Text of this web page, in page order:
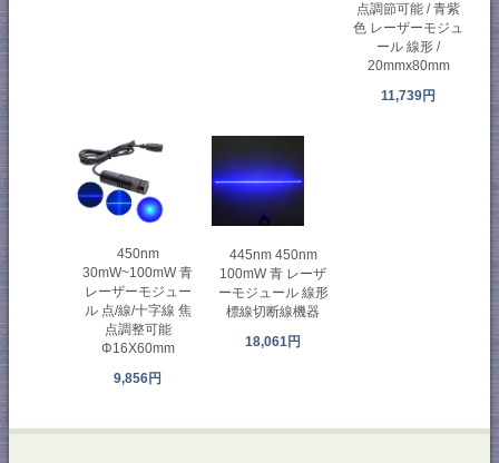
点調節可能 / 青紫
色 レーザーモジュ
ール 線形 /
20mmx80mm
11,739円
450nm
30mW~100mW 青
レーザーモジュー
ル 点/線/十字線 焦
点調整可能
Φ16X60mm
9,856円
445nm 450nm
100mW 青 レーザ
ーモジュール 線形
標線切断線機器
18,061円